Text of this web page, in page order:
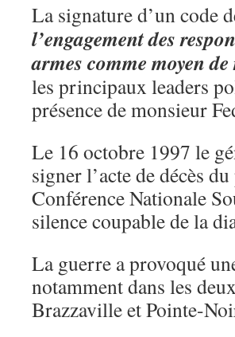
La signature d’un code
l’engagement des
armes comme moyen
les principaux leaders
présence de monsieur
Le 16 octobre 1997 le
signer l’acte de décès
Conférence Nationale
silence coupable de la
La guerre a provoqué
notamment dans les
Brazzaville et Pointe-